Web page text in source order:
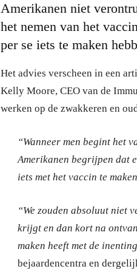
Amerikanen niet
het nemen van het
per se iets te maken
Het advies verscheen in een
Kelly Moore, CEO van de
werken op de zwakkeren en
“Wanneer men begint het
Amerikanen begrijpen dat
iets met het vaccin te
“We zouden absoluut niet
krijgt en dan kort na
maken heeft met de
bejaardencentra en